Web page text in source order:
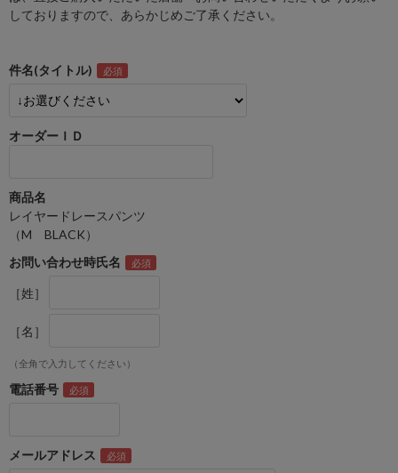
しておりますので、あらかじめご了承ください。
件名(タイトル)
オーダーＩＤ
商品名
レイヤードレースパンツ
（M BLACK）
お問い合わせ時氏名
［姓］
［名］
（全角で入力してください）
電話番号
メールアドレス